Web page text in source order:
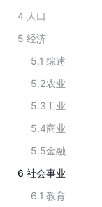
4 人口
5 经济
5.1 综述
5.2农业
5.3工业
5.4商业
5.5金融
6 社会事业
6.1 教育